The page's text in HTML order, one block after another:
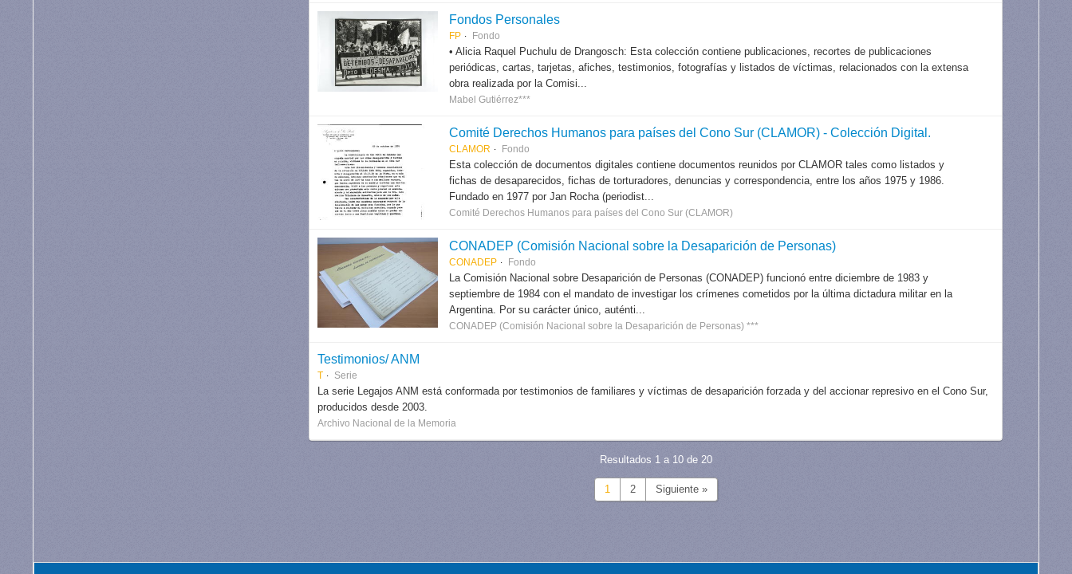
Fondos Personales
FP Fondo
• Alicia Raquel Puchulu de Drangosch: Esta colección contiene publicaciones, recortes de publicaciones
periódicas, cartas, tarjetas, afiches, testimonios, fotografías y listados de víctimas, relacionados con la extensa
obra realizada por la Comisi...
Mabel Gutiérrez***
Comité Derechos Humanos para países del Cono Sur (CLAMOR) - Colección Digital.
CLAMOR Fondo
Esta colección de documentos digitales contiene documentos reunidos por CLAMOR tales como listados y
fichas de desaparecidos, fichas de torturadores, denuncias y correspondencia, entre los años 1975 y 1986.
Fundado en 1977 por Jan Rocha (periodist...
Comité Derechos Humanos para países del Cono Sur (CLAMOR)
CONADEP (Comisión Nacional sobre la Desaparición de Personas)
CONADEP Fondo
La Comisión Nacional sobre Desaparición de Personas (CONADEP) funcionó entre diciembre de 1983 y
septiembre de 1984 con el mandato de investigar los crímenes cometidos por la última dictadura militar en la
Argentina. Por su carácter único, auténti...
CONADEP (Comisión Nacional sobre la Desaparición de Personas) ***
Testimonios/ ANM
T Serie
La serie Legajos ANM está conformada por testimonios de familiares y víctimas de desaparición forzada y del accionar represivo en el Cono Sur,
producidos desde 2003.
Archivo Nacional de la Memoria
Resultados 1 a 10 de 20
1 2 Siguiente »